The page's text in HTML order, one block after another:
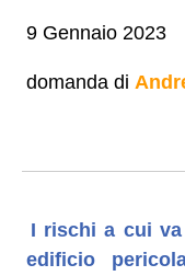
9 Gennaio 2023
domanda di
I rischi a cui
edificio